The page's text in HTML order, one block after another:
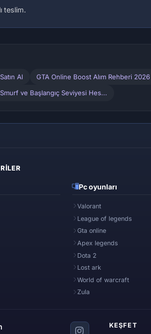
teslim.
Al GTA Online Boost Alım Rehberi 2026
ve Başlangıç Seviyesi Hes...
Pc oyunları
Valorant
League of legends
Gta online
Apex legends
Dota 2
Lost ark
World of warcraft
Zula
KEŞFET